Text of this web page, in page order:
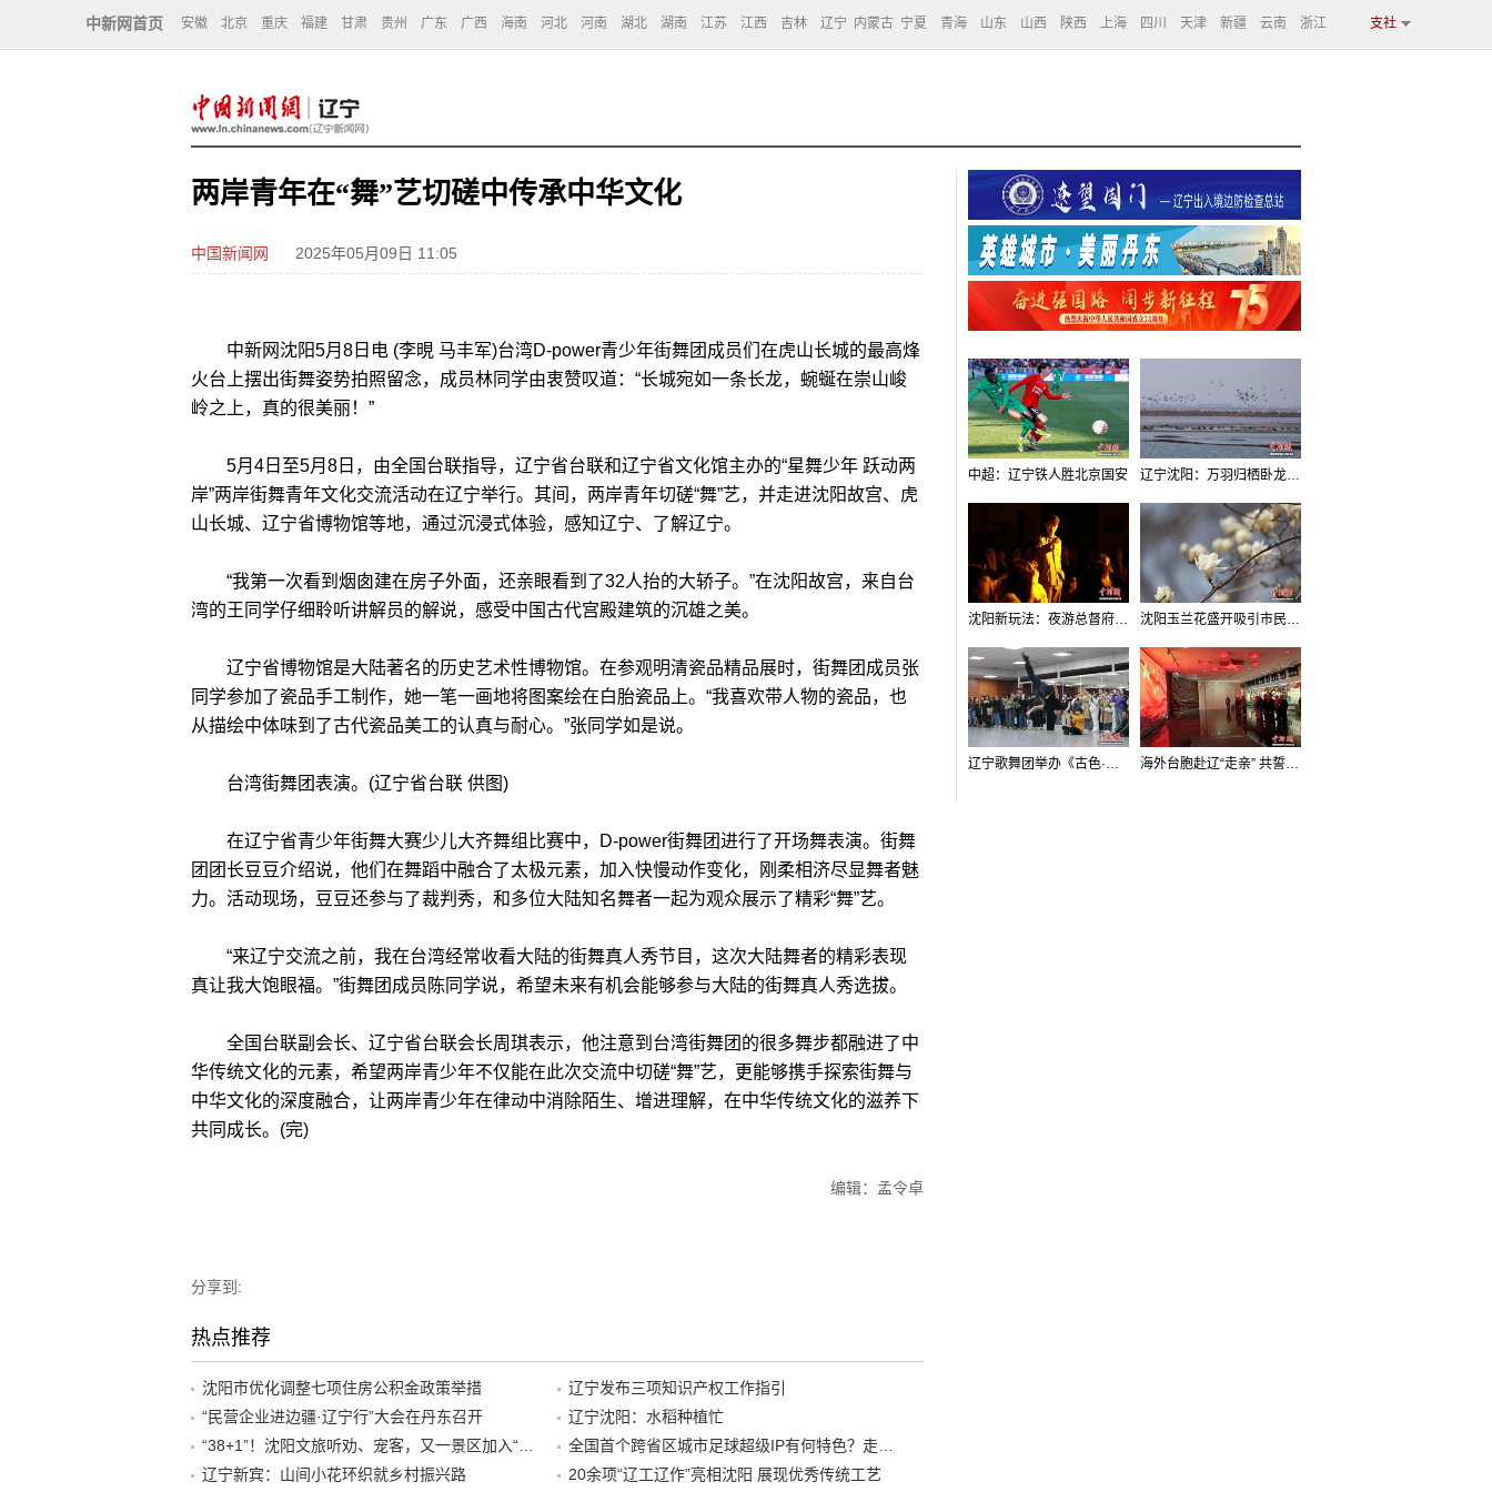
中新网首页 安徽 北京 重庆 福建 甘肃 贵州 广东 广西 海南 河北 河南 湖北 湖南 江苏 江西 吉林 辽宁 内蒙古 宁夏 青海 山东 山西 陕西 上海 四川 天津 新疆 云南 浙江 支社
两岸青年在“舞”艺切磋中传承中华文化
中国新闻网 2025年05月09日 11:05
中新网沈阳5月8日电 (李晛 马丰军)台湾D-power青少年街舞团成员们在虎山长城的最高烽
火台上摆出街舞姿势拍照留念，成员林同学由衷赞叹道：“长城宛如一条长龙，蜿蜒在崇山峻
岭之上，真的很美丽！”
5月4日至5月8日，由全国台联指导，辽宁省台联和辽宁省文化馆主办的“星舞少年 跃动两
岸”两岸街舞青年文化交流活动在辽宁举行。其间，两岸青年切磋“舞”艺，并走进沈阳故宫、虎
山长城、辽宁省博物馆等地，通过沉浸式体验，感知辽宁、了解辽宁。
“我第一次看到烟囱建在房子外面，还亲眼看到了32人抬的大轿子。”在沈阳故宫，来自台
湾的王同学仔细聆听讲解员的解说，感受中国古代宫殿建筑的沉雄之美。
辽宁省博物馆是大陆著名的历史艺术性博物馆。在参观明清瓷品精品展时，街舞团成员张
同学参加了瓷品手工制作，她一笔一画地将图案绘在白胎瓷品上。“我喜欢带人物的瓷品，也
从描绘中体味到了古代瓷品美工的认真与耐心。”张同学如是说。
台湾街舞团表演。(辽宁省台联 供图)
在辽宁省青少年街舞大赛少儿大齐舞组比赛中，D-power街舞团进行了开场舞表演。街舞
团团长豆豆介绍说，他们在舞蹈中融合了太极元素，加入快慢动作变化，刚柔相济尽显舞者魅
力。活动现场，豆豆还参与了裁判秀，和多位大陆知名舞者一起为观众展示了精彩“舞”艺。
“来辽宁交流之前，我在台湾经常收看大陆的街舞真人秀节目，这次大陆舞者的精彩表现
真让我大饱眼福。”街舞团成员陈同学说，希望未来有机会能够参与大陆的街舞真人秀选拔。
全国台联副会长、辽宁省台联会长周琪表示，他注意到台湾街舞团的很多舞步都融进了中
华传统文化的元素，希望两岸青少年不仅能在此次交流中切磋“舞”艺，更能够携手探索街舞与
中华文化的深度融合，让两岸青少年在律动中消除陌生、增进理解，在中华传统文化的滋养下
共同成长。(完)
编辑：孟令卓
分享到:
热点推荐
沈阳市优化调整七项住房公积金政策举措
辽宁发布三项知识产权工作指引
“民营企业进边疆·辽宁行”大会在丹东召开
辽宁沈阳：水稻种植忙
辽宁新宾：山间小花环织就乡村振兴路
20余项“辽工辽作”亮相沈阳 展现优秀传统工艺
中超：辽宁铁人胜北京国安 辽宁沈阳：万羽归栖卧龙湖看群鸟齐飞
沈阳新玩法：夜游总督府，当一回“赴宴者” 沈阳玉兰花盛开吸引市民打卡
辽宁歌舞团举办《古色·国宝辽宁》排练开放日活动 海外台胞赴辽“走亲” 共誓“和平初心”